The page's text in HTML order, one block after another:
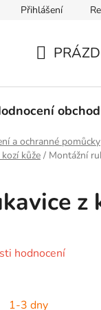
údajů
Přihlášení
KOŠÍK
a ochranné pomůcky
kůže / Montážní
z
hodnocení
1-3 dny